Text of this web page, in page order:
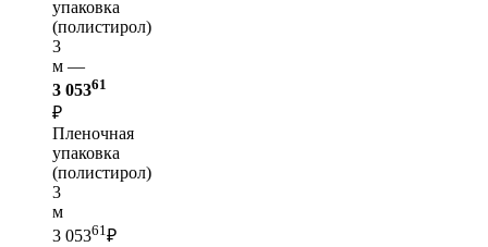
упаковка
(полистирол)
3
м —
3 05361
₽
Пленочная
упаковка
(полистирол)
3
м
3 05361₽